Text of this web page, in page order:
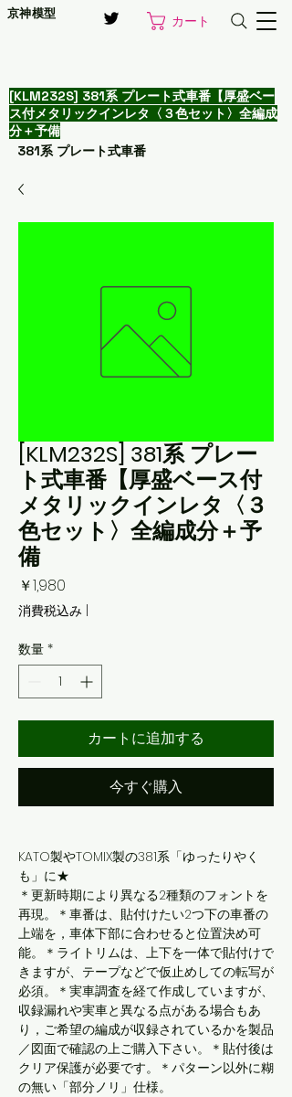
京神模型 カート
[KLM232S] 381系 プレート式車番【厚盛ベー
ス付メタリックインレタ〈３色セット〉全編成
分＋予備
381系 プレート式車番
[KLM232S] 381系 プレー
ト式車番【厚盛ベース付
メタリックインレタ〈３
色セット〉全編成分＋予
備
￥1,980
格
消費税込み
数量 *
カートに追加する
今すぐ購入
KATO製やTOMIX製の381系「ゆったりやく
も」に★
＊更新時期により異なる2種類のフォントを
再現。＊車番は、貼付けたい2つ下の車番の
上端を，車体下部に合わせると位置決め可
能。＊ライトリムは、上下を一体で貼付けで
きますが、テープなどで仮止めしての転写が
必須。＊実車調査を経て作成していますが、
収録漏れや実車と異なる点がある場合もあ
り，ご希望の編成が収録されているかを製品
／図面で確認の上ご購入下さい。＊貼付後は
クリア保護が必要です。＊パターン以外に糊
の無い「部分ノリ」仕様。